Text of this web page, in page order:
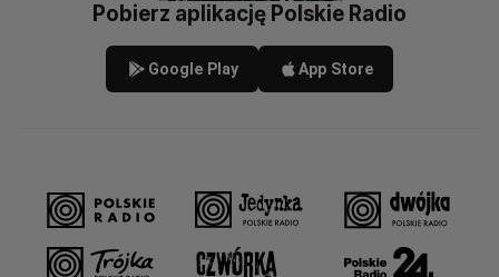
Pobierz aplikację Polskie Radio
Google Play App Store